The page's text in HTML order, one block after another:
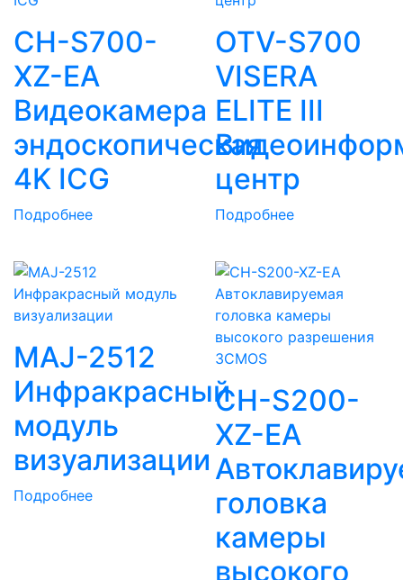
CH-S700-
XZ-EA
Видеокамера
эндоскопическая
4K ICG
Подробнее
OTV-S700
VISERA
ELITE III
центр
Подробнее
MAJ-2512
Инфракрасный
модуль
визуализации
Подробнее
CH-S200-
XZ-EA
головка
камеры
высокого